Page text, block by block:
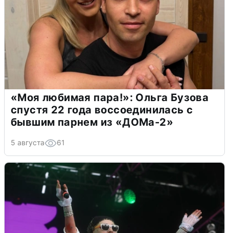
«Моя любимая пара!»: Ольга Бузова
спустя 22 года воссоединилась с
бывшим парнем из «ДОМа-2»
5 августа 61